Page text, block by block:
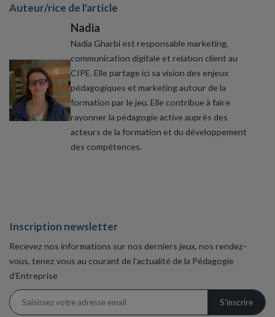
Auteur/rice de l'article
Nadia
Nadia Gharbi est responsable marketing,
communication digitale et relation client au
CIPE. Elle partage ici sa vision des enjeux
pédagogiques et marketing autour de la
formation par le jeu. Elle contribue à faire
rayonner la pédagogie active auprès des
acteurs de la formation et du développement
des compétences.
Inscription newsletter
Recevez nos informations sur nos derniers jeux, nos rendez-
vous, tenez vous au courant de l’actualité de la Pédagogie
d’Entreprise